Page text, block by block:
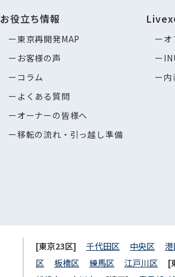
お役立ち情報
東京再開発MAP
お客様の声
コラム
よくある質問
オーナーの皆様へ
移転の流れ・引っ越し準備
Livex
オ
内
[東京23区] 千代田区 中央区
区
板橋区 練馬区 江戸川区 [